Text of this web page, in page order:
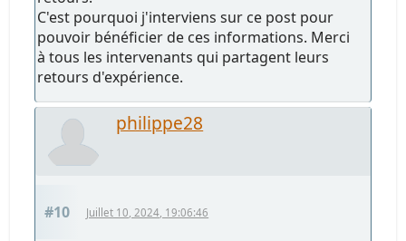
C'est pourquoi j'interviens sur ce post pour
pouvoir bénéficier de ces informations. Merci
à tous les intervenants qui partagent leurs
retours d'expérience.
philippe28
#10 Juillet 10, 2024, 19:06:46